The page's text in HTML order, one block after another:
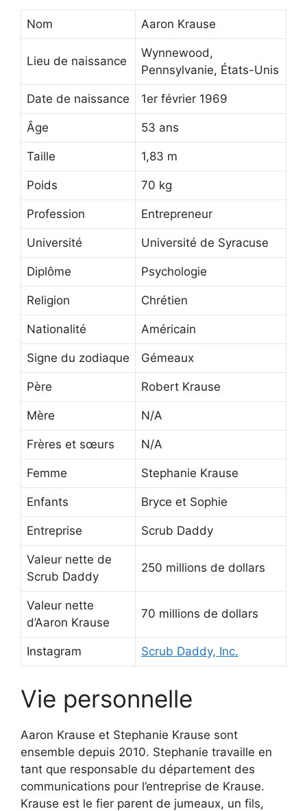
Nom Aaron Krause
Lieu de naissance
Wynnewood,
Pennsylvanie, États-Unis
Date de naissance 1er février 1969
Âge 53 ans
Taille 1,83 m
Poids 70 kg
Profession Entrepreneur
Université Université de Syracuse
Diplôme Psychologie
Religion Chrétien
Nationalité Américain
Signe du zodiaque Gémeaux
Père Robert Krause
Mère N/A
Frères et sœurs N/A
Femme Stephanie Krause
Enfants Bryce et Sophie
Entreprise Scrub Daddy
Valeur nette de
Scrub Daddy
250 millions de dollars
Valeur nette
d’Aaron Krause
70 millions de dollars
Instagram Scrub Daddy, Inc.
Vie personnelle
Aaron Krause et Stephanie Krause sont
ensemble depuis 2010. Stephanie travaille en
tant que responsable du département des
communications pour l’entreprise de Krause.
Krause est le fier parent de jumeaux, un fils,